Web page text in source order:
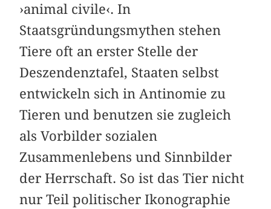
›animal civile‹. In
Staatsgründungsmythen stehen
Tiere oft an erster Stelle der
Deszendenztafel, Staaten selbst
entwickeln sich in Antinomie zu
Tieren und benutzen sie zugleich
als Vorbilder sozialen
Zusammenlebens und Sinnbilder
der Herrschaft. So ist das Tier nicht
nur Teil politischer Ikonographie